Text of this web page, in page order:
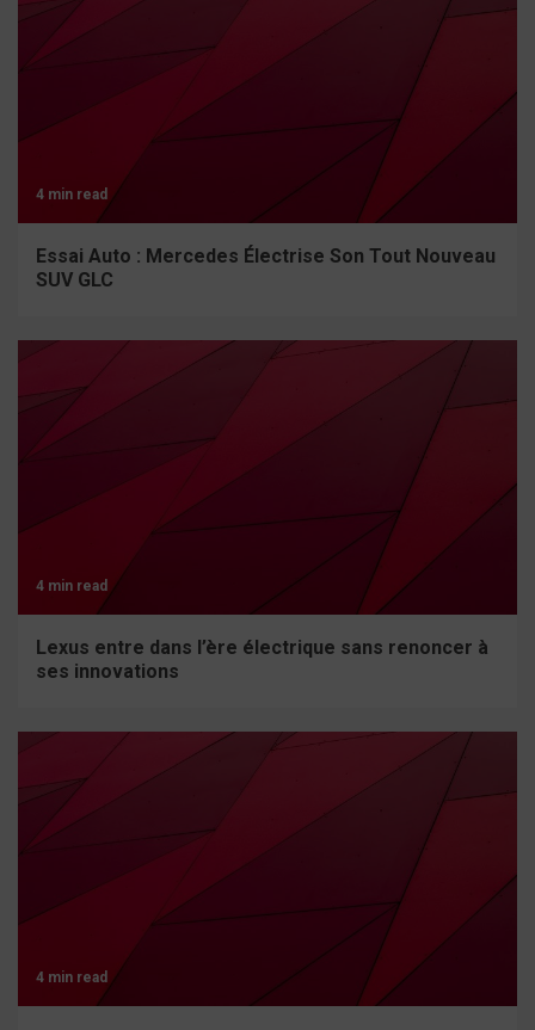
4 min read
Essai Auto : Mercedes Électrise Son Tout Nouveau
SUV GLC
4 min read
Lexus entre dans l’ère électrique sans renoncer à
ses innovations
4 min read